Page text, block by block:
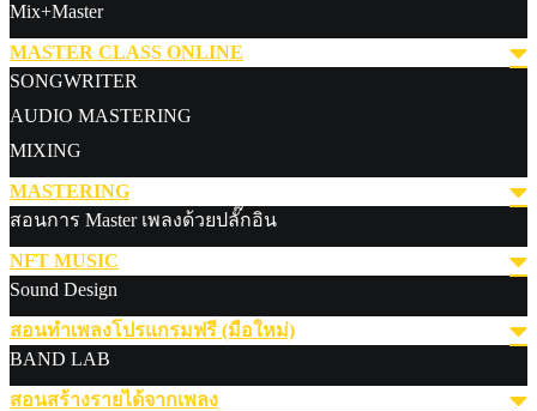
Mix+Master
MASTER CLASS ONLINE
SONGWRITER
AUDIO MASTERING
MIXING
MASTERING
สอนการ Master เพลงด้วยปลั๊กอิน
NFT MUSIC
Sound Design
สอนทำเพลงโปรแกรมฟรี (มือใหม่)
BAND LAB
สอนสร้างรายได้จากเพลง